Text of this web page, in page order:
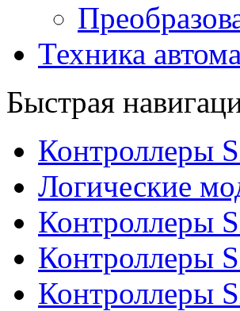
Техника
Быстрая
Контроллеры
Логические
Контроллеры
Контроллеры
Контроллеры